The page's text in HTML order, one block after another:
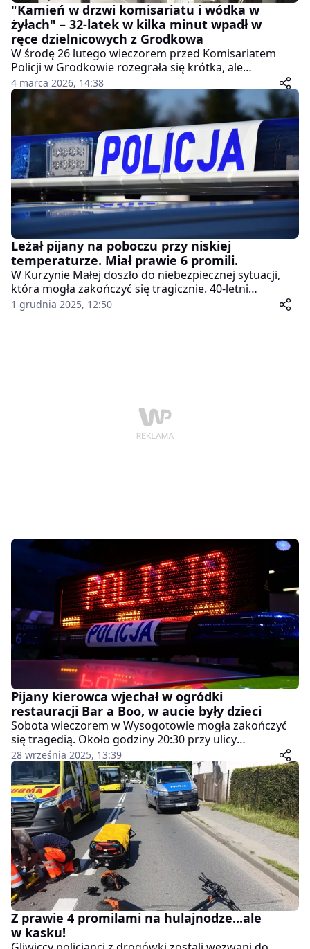
"Kamień w drzwi komisariatu i wódka w
żyłach" – 32-latek w kilka minut wpadł w
ręce dzielnicowych z Grodkowa
W środę 26 lutego wieczorem przed Komisariatem
Policji w Grodkowie rozegrała się krótka, ale
widowiskowa scena. 32-letni mężczyzna chwycił
kamień, cisnął nim w szybę drzwi wejściowych, po
czym rzucił się do ucieczki. Nie przebiegł nawet
kilometra – już po kilkuset metrach dopadli go
dzielnicowi.
4 marca 2026, 14:38
Leżał pijany na poboczu przy niskiej
temperaturze. Miał prawie 6 promili.
W Kurzynie Małej doszło do niebezpiecznej sytuacji,
która mogła zakończyć się tragicznie. 40-letni
mieszkaniec gminy Ulanów, skrajnie pijany i
1 grudnia 2025, 12:50
Pijany kierowca wjechał w ogródki
restauracji Bar a Boo, w aucie były dzieci
Sobota wieczorem w Wysogotowie mogła zakończyć
się tragedią. Około godziny 20:30 przy ulicy
Bukowskiej, w pobliżu restauracji Baraboo, pijany
kierowca stracił panowanie nad pojazdem i wjechał w
ogródki przy lokalu. W samochodzie, oprócz
nietrzeźwego mężczyzny, znajdowała się dwójka
dzieci.
28 września 2025, 13:39
Z prawie 4 promilami na hulajnodze...ale
w kasku!